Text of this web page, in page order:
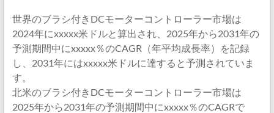
世界のブラシ付きDCモーターコントローラー市場は
2024年にxxxxx米ドルと算出され、2025年から2031年の
予測期間中にxxxxx％のCAGR（年平均成長率）を記録
し、2031年にはxxxxx米ドルに達すると予測されていま
す。
北米のブラシ付きDCモーターコントローラー市場は
2025年から2031年の予測期間中にxxxxx％のCAGRで